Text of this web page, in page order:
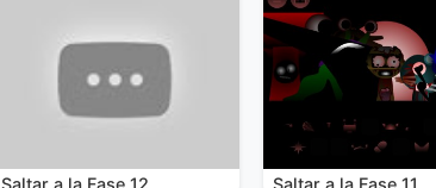
Saltar a la Fase 12 Saltar a la Fase 11